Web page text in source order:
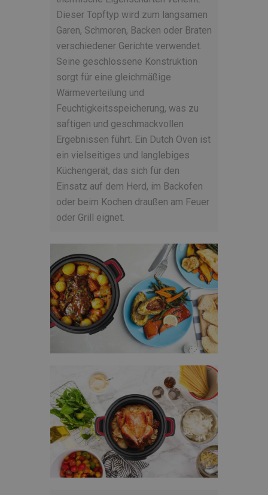
Dieser Topftyp wird zum langsamen
Garen, Schmoren, Backen oder Braten
verschiedener Gerichte verwendet.
Seine geschlossene Konstruktion
sorgt für eine gleichmäßige
Wärmeverteilung und
Feuchtigkeitsspeicherung, was zu
saftigen und geschmackvollen
Ergebnissen führt. Ein Dutch Oven ist
ein vielseitiges und langlebiges
Küchengerät, das sich für den
Einsatz auf dem Herd, im Backofen
oder beim Kochen draußen am Feuer
oder Grill eignet.